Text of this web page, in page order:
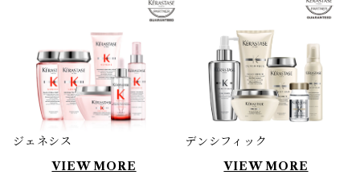
ジェネシス
VIEW MORE
デンシフィック
VIEW MORE